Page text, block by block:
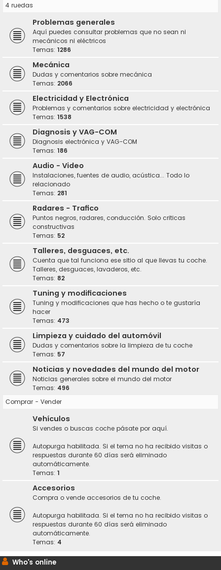
4 ruedas
Problemas generales
Aquí puedes consultar problemas que no sean ni
mecánicos ni eléctricos
Temas: 1286
Mecánica
Dudas y comentarios sobre mecánica
Temas: 2066
Electricidad y Electrónica
Problemas y comentarios sobre electricidad y electrónica
Temas: 1538
Diagnosis y VAG-COM
Diagnosis electrónica y VAG-COM
Temas: 186
Audio - Video
Instalaciones, fuentes de audio, acústica... Todo lo
relacionado
Temas: 281
Radares - Trafico
Puntos negros, radares, conducción. Solo criticas
constructivas
Temas: 52
Talleres, desguaces, etc.
Cuenta que tal funciona ese sitio al que llevas tu coche.
Talleres, desguaces, lavaderos, etc.
Temas: 82
Tuning y modificaciones
Tuning y modificaciones que has hecho o te gustaría
hacer
Temas: 473
Limpieza y cuidado del automóvil
Dudas y comentarios sobre la limpieza de tu coche
Temas: 57
Noticias y novedades del mundo del motor
Noticias generales sobre el mundo del motor
Temas: 496
Comprar - Vender
Vehículos
Si vendes o buscas coche pásate por aquí.
Autopurga habilitada. Si el tema no ha recibido visitas o
respuestas durante 60 días será eliminado
automáticamente.
Temas: 1
Accesorios
Compra o vende accesorios de tu coche.
Autopurga habilitada. Si el tema no ha recibido visitas o
respuestas durante 60 días será eliminado
automáticamente.
Temas: 4
Who's online